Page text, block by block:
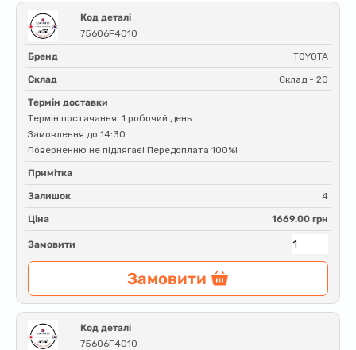
Код деталі
75606F4010
Бренд TOYOTA
Склад Склад - 20
Термін доставки
Термін постачання: 1 робочий день
Замовлення до 14:30
Поверненню не підлягає! Передоплата 100%!
Примітка
Залишок 4
Ціна 1669.00 грн
Замовити
Замовити
Код деталі
75606F4010